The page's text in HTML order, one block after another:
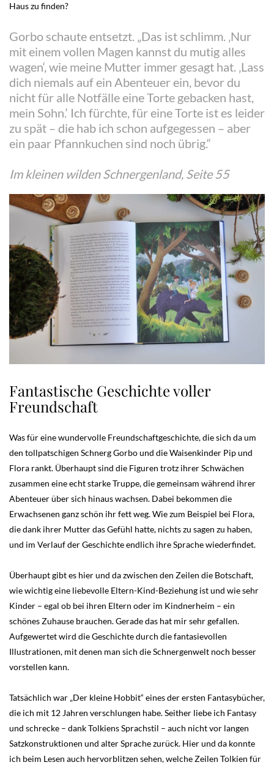
Haus zu finden?
Gorbo schaute entsetzt. „Das ist schlimm. ‚Nur
mit einem vollen Magen kannst du mutig alles
wagen‘, wie meine Mutter immer gesagt hat. ‚Lass
dich niemals auf ein Abenteuer ein, bevor du
nicht für alle Notfälle eine Torte gebacken hast,
mein Sohn.‘ Ich fürchte, für eine Torte ist es leider
zu spät – die hab ich schon aufgegessen – aber
ein paar Pfannkuchen sind noch übrig.“
Im kleinen wilden Schnergenland, Seite 55
Fantastische Geschichte voller
Freundschaft
Was für eine wundervolle Freundschaftgeschichte, die sich da um
den tollpatschigen Schnerg Gorbo und die Waisenkinder Pip und
Flora rankt. Überhaupt sind die Figuren trotz ihrer Schwächen
zusammen eine echt starke Truppe, die gemeinsam während ihrer
Abenteuer über sich hinaus wachsen. Dabei bekommen die
Erwachsenen ganz schön ihr fett weg. Wie zum Beispiel bei Flora,
die dank ihrer Mutter das Gefühl hatte, nichts zu sagen zu haben,
und im Verlauf der Geschichte endlich ihre Sprache wiederfindet.
Überhaupt gibt es hier und da zwischen den Zeilen die Botschaft,
wie wichtig eine liebevolle Eltern-Kind-Beziehung ist und wie sehr
Kinder – egal ob bei ihren Eltern oder im Kindnerheim – ein
schönes Zuhause brauchen. Gerade das hat mir sehr gefallen.
Aufgewertet wird die Geschichte durch die fantasievollen
Illustrationen, mit denen man sich die Schnergenwelt noch besser
vorstellen kann.
Tatsächlich war „Der kleine Hobbit“ eines der ersten Fantasybücher,
die ich mit 12 Jahren verschlungen habe. Seither liebe ich Fantasy
und schrecke – dank Tolkiens Sprachstil – auch nicht vor langen
Satzkonstruktionen und alter Sprache zurück. Hier und da konnte
ich beim Lesen auch hervorblitzen sehen, welche Zeilen Tolkien für